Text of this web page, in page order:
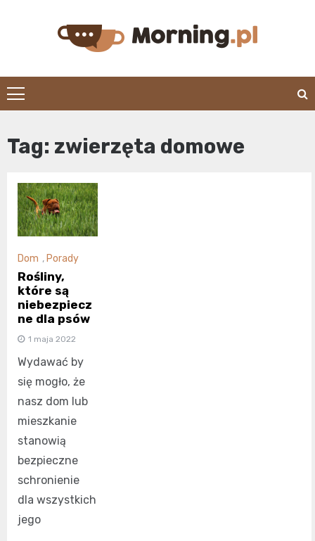
morning.pl
Tag: zwierzęta domowe
Dom , Porady
Rośliny,
które są
niebezpiecz
ne dla psów
1 maja 2022
Wydawać by
się mogło, że
nasz dom lub
mieszkanie
stanowią
bezpieczne
schronienie
dla wszystkich
jego